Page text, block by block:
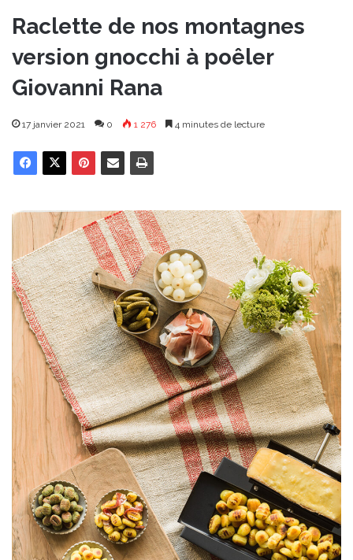
Raclette de nos montagnes
version gnocchi à poêler
Giovanni Rana
17 janvier 2021 0 1 276 4 minutes de lecture